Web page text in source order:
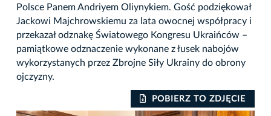
Polsce Panem Andriyem Oliynykiem. Gość podziękował
Jackowi Majchrowskiemu za lata owocnej współpracy i
przekazał odznakę Światowego Kongresu Ukraińców –
pamiątkowe odznaczenie wykonane z łusek nabojów
wykorzystanych przez Zbrojne Siły Ukrainy do obrony
ojczyzny.
POBIERZ TO ZDJĘCIE